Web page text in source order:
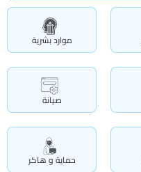
موارد بشرية
صيانة
حماية و هاكر